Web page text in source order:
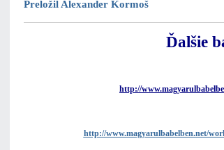
Preložil Alexander Kormoš
Ďalšie
http://
http://www.magyarulbabelben.net/